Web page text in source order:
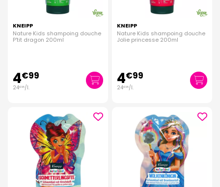
KNEIPP
Nature Kids shampoing douche
P'tit dragon 200ml
4€99
24€95/l.
KNEIPP
Nature Kids shampoing douche
Jolie princesse 200ml
4€99
24€95/l.